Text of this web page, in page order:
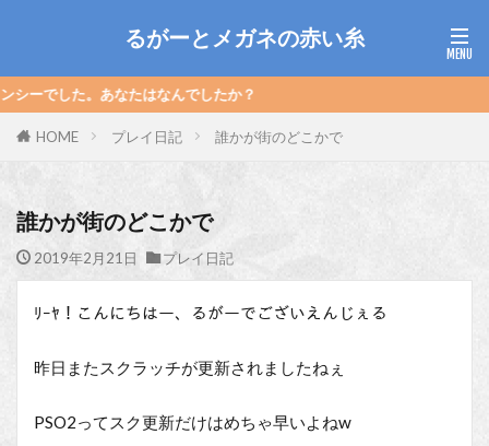
るがーとメガネの赤い糸
たはなんでしたか？
HOME プレイ日記 誰かが街のどこかで
誰かが街のどこかで
2019年2月21日 プレイ日記
ﾘｰﾔ！こんにちはー、るがーでございえんじぇる
昨日またスクラッチが更新されましたねぇ
PSO2ってスク更新だけはめちゃ早いよねw